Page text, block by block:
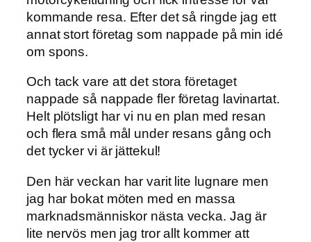
kommande resa. Efter det så ringde jag ett
annat stort företag som nappade på min idé
om spons.
Och tack vare att det stora företaget
nappade så nappade fler företag lavinartat.
Helt plötsligt har vi nu en plan med resan
och flera små mål under resans gång och
det tycker vi är jättekul!
Den här veckan har varit lite lugnare men
jag har bokat möten med en massa
marknadsmänniskor nästa vecka. Jag är
lite nervös men jag tror allt kommer att